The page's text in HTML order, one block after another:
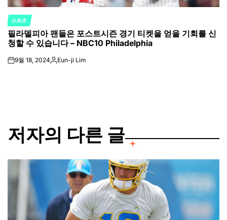
POSTED
IN
스포츠
필라델피아 팬들은 포스트시즌 경기 티켓을 얻을 기회를 신
청할 수 있습니다 – NBC10 Philadelphia
on9월 18, 2024Posted
Eun-ji Lim
저자의 다른 글